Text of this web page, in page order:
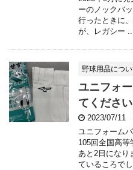
ーのノックバ
行ったときに
が、レガシー
野球用品につ
ユニフォ
てください
2023/07/11
ユニフォーム
105回全国高
あと2日になり
ているころで